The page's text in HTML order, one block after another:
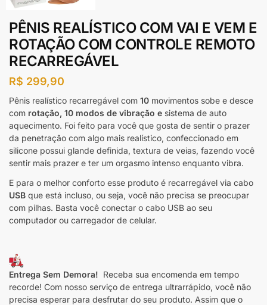
PÊNIS REALÍSTICO COM VAI E VEM E
ROTAÇÃO COM CONTROLE REMOTO
RECARREGÁVEL
R$ 299,90
Pênis realístico recarregável com 10 movimentos sobe e desce
com rotação, 10 modos de vibração e sistema de auto
aquecimento. Foi feito para você que gosta de sentir o prazer
da penetração com algo mais realístico, confeccionado em
silicone possui glande definida, textura de veias, fazendo você
sentir mais prazer e ter um orgasmo intenso enquanto vibra.
E para o melhor conforto esse produto é recarregável via cabo
USB que está incluso, ou seja, você não precisa se preocupar
com pilhas. Basta você conectar o cabo USB ao seu
computador ou carregador de celular.
Entrega Sem Demora! Receba sua encomenda em tempo
recorde! Com nosso serviço de entrega ultrarrápido, você não
precisa esperar para desfrutar do seu produto. Assim que o